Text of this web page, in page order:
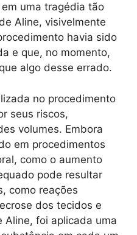
uma tragédia tão
Aline, visivelmente
havia sido
e que, no momento,
algo desse errado.
no procedimento
seus riscos,
volumes. Embora
em procedimentos
como o aumento
pode resultar
como reações
dos tecidos e
Aline, foi aplicada uma